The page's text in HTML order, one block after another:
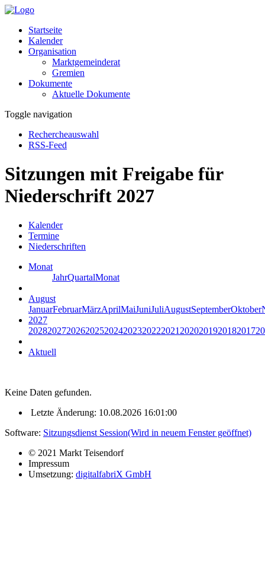
Startseite
Kalender
Organisation
Marktgemeinderat
Gremien
Dokumente
Aktuelle Dokumente
Toggle navigation
Rechercheauswahl
RSS-Feed
Sitzungen mit Freigabe für
Niederschrift 2027
Kalender
Termine
Niederschriften
Monat
JahrQuartalMonat
August
JanuarFebruarMärzAprilMaiJuniJuliAugustSeptemberOktober
2027
20282027202620252024202320222021 2020201920182017
Aktuell
Keine Daten gefunden.
Letzte Änderung: 10.08.2026 16:01:00
Software: Sitzungsdienst Session(Wird in neuem Fenster geöffnet)
© 2021 Markt Teisendorf
Impressum
Umsetzung: digitalfabriX GmbH